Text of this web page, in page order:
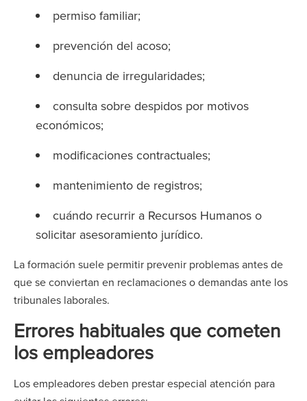
permiso familiar;
prevención del acoso;
denuncia de irregularidades;
consulta sobre despidos por motivos
económicos;
modificaciones contractuales;
mantenimiento de registros;
cuándo recurrir a Recursos Humanos o
solicitar asesoramiento jurídico.
La formación suele permitir prevenir problemas antes de
que se conviertan en reclamaciones o demandas ante los
tribunales laborales.
Errores habituales que cometen
los empleadores
Los empleadores deben prestar especial atención para